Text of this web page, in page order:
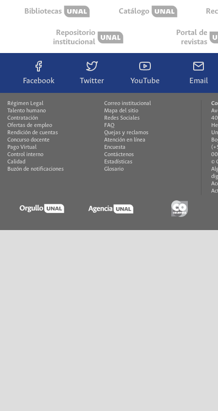
Bibliotecas Catálogo
Repositorio
institucional
Portal de
revistas
Facebook Twitter YouTube Email
Régimen Legal
Talento humano
Contratación
Ofertas de empleo
Rendición de cuentas
Concurso docente
Pago Virtual
Control interno
Calidad
Buzón de notificaciones
Correo institucional
Mapa del sitio
Redes Sociales
FAQ
Quejas y reclamos
Atención en línea
Encuesta
Contáctenos
Estadísticas
Glosario
©